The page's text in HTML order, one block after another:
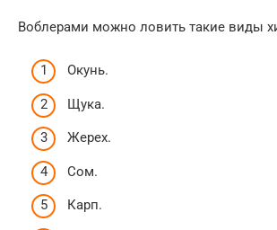
Воблерами можно ловить такие виды
Окунь.
Щука.
Жерех.
Сом.
Карп.